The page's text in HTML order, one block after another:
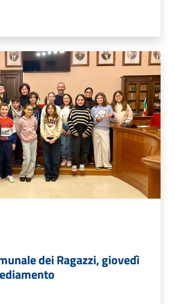
dei Ragazzi, giovedì